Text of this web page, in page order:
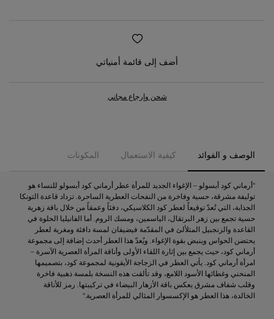
أضف إلى قائمة أمنياتي
شحن وإرجاع مجاني
الوصف و الفوائد كيفية الاستعمال المكونات
"أرماني كود أبسولو – الإغواء الجديد للمرأة عطر أرماني كود أبسولو للنساء هو
توليفة مشرقة، حسية وفاخرة من النفحات العطرية الساحرة. تزداد قاعدة التونكا
الجذابة، التي تُعدّ توقيعاً لعطر كود الكلاسيكي، دفئاً وعمقاً من خلال باقة زهرية
حسية تجمع بين زهر البرتقال، الياسمين، ومسك الروم. أما الفانيليا الحلوة في
القاعدة والزنجبيل المتلألئ في المقدّمة فيضيفان لمسة دافئة ومغرية لعطر
يحتضن الحواس وينبض بقوة الإغواء. ويُعدّ هذا العطر أحدث إضافة إلى مجموعة
أرماني كود، حيث يجمع بين إثارة اللقاء الأولى وأناقة المرأة العصرية الآسرة –
امرأة أرماني كود. يأتي العطر في الزجاجة الأيقونية لمجموعة كود، بتصميمها
المنحني وغطائها الأسود اللامع، وقد تألقت هذه النسخة بلمسة ذهبية فاخرة
وقلب شفاف مشرق يعكس باقة الأزهار البيضاء في تركيبتها. رمز للأناقة
الخالدة، هذا العطر هو الإكسسوار المثالي للمرأة العصرية."